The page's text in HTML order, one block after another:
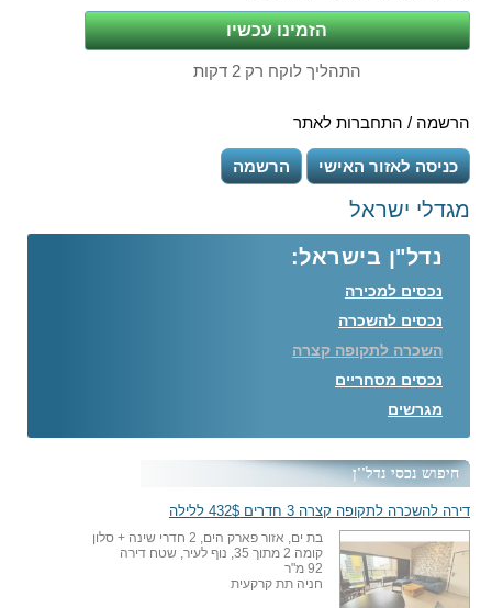
התהליך לוקח רק 2 דקות
הרשמה / התחברות לאתר
כניסה לאזור האישי הרשמה
מגדלי ישראל
נדל"ן בישראל:
נכסים למכירה
נכסים להשכרה
השכרה לתקופה קצרה
נכסים מסחריים
מגרשים
חיפוש נכסי נדל''ן
דירה להשכרה לתקופה קצרה 3 חדרים 432$ ללילה
בת ים, אזור פארק הים, 2 חדרי שינה + סלון
קומה 2 מתוך 35, נוף לעיר, שטח דירה
92 מ"ר
חניה תת קרקעית